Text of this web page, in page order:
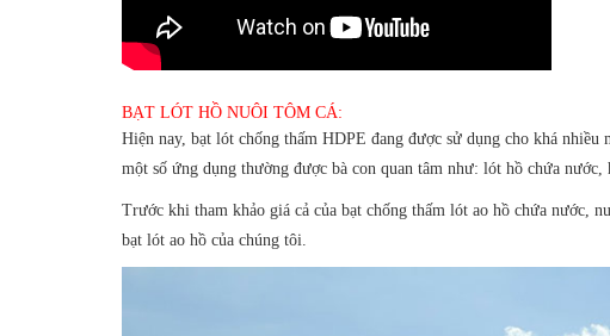
BẠT LÓT HỒ NUÔI TÔM CÁ:
Hiện nay, bạt lót chống thấm HDPE đang được sử dụng cho khá
một số ứng dụng thường được bà con quan tâm như: lót hồ chứa nước,
Trước khi tham khảo giá cả của bạt chống thấm lót ao hồ chứa nước,
bạt lót ao hồ của chúng tôi.